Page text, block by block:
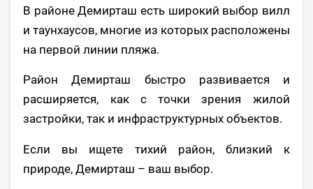
В районе Демирташ есть широкий выбор вилл
и таунхаусов, многие из которых расположены
на первой линии пляжа.
Район Демирташ быстро развивается и
расширяется, как с точки зрения жилой
застройки, так и инфраструктурных объектов.
Если вы ищете тихий район, близкий к
природе, Демирташ – ваш выбор.